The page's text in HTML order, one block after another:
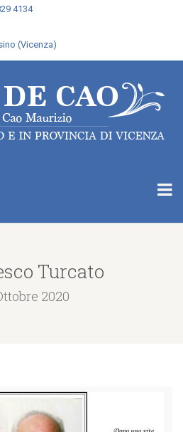
4134
(Vicenza)
Turcato
2020